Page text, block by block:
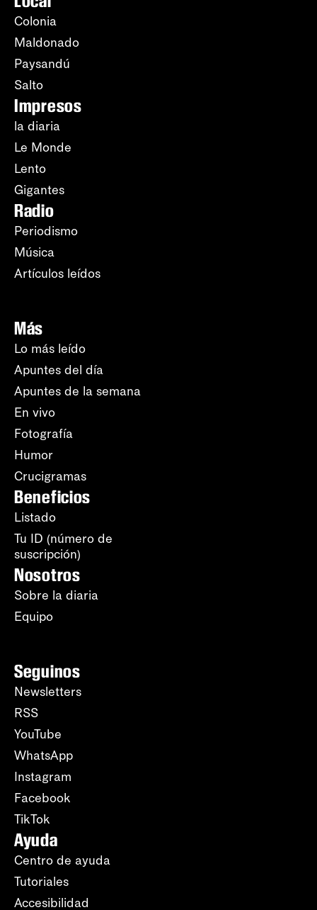
Colonia
Maldonado
Paysandú
Salto
Impresos
la diaria
Le Monde
Lento
Gigantes
Radio
Periodismo
Música
Artículos leídos
Más
Lo más leído
Apuntes del día
Apuntes de la semana
En vivo
Fotografía
Humor
Crucigramas
Beneficios
Listado
Tu ID (número de
suscripción)
Nosotros
Sobre la diaria
Equipo
Seguinos
Newsletters
RSS
YouTube
WhatsApp
Instagram
Facebook
TikTok
Ayuda
Centro de ayuda
Tutoriales
Accesibilidad